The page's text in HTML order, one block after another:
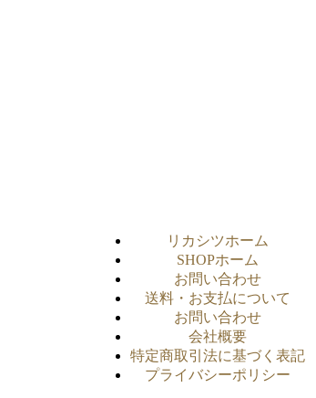
リカシツホーム
SHOPホーム
お問い合わせ
送料・お支払について
お問い合わせ
会社概要
特定商取引法に基づく表記
プライバシーポリシー